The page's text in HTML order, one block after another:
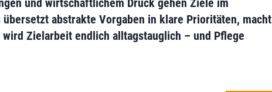
und wirtschaftlichem Druck gehen Ziele im
abstrakte Vorgaben in klare Prioritäten, macht
Zielarbeit endlich alltagstauglich – und Pflege